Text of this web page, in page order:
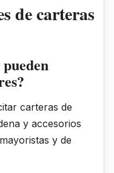
de carteras
carteras de
y accesorios
y de